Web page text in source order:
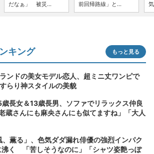
だなぁ」 被災...
前回帰路線」と...
キング もっと見る
ンドの美女モデル恋人、超ミニ丈ワンピで
らり神スタイルの美貌
長女＆13歳長男、ソファでリラックス仲良
さんにも麻央さんにも似てますね」「大人
薫る」、色気ダダ漏れ俳優の強烈インパク
沸く 「苦しそうなのに」「シャツ姿艶っぽ